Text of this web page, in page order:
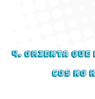
4. Orienta
cos no